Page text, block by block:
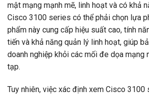
mật mạng mạnh mẽ, linh hoạt và có khả
Cisco 3100 series có thể phải chọn lựa
phẩm này cung cấp hiệu suất cao, tính
tiến và khả năng quản lý linh hoạt, giúp
doanh nghiệp khỏi các mối đe dọa mạng
tạp.
Tuy nhiên, việc xác định xem Cisco 3100